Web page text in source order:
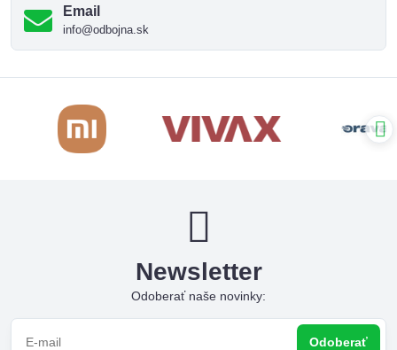
Email
info@odbojna.sk
Newsletter
Odoberať naše novinky:
Odoberať